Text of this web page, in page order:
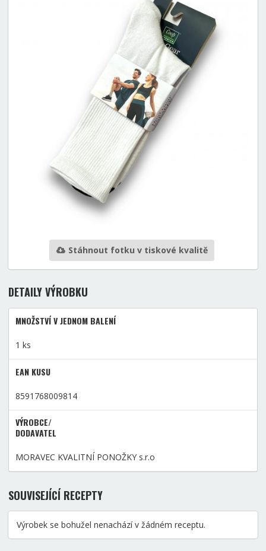
Stáhnout fotku v tiskové kvalitě
DETAILY VÝROBKU
MNOŽSTVÍ V JEDNOM BALENÍ
1 ks
EAN KUSU
8591768009814
VÝROBCE/
DODAVATEL
MORAVEC KVALITNÍ PONOŽKY s.r.o
SOUVISEJÍCÍ RECEPTY
Výrobek se bohužel nenachází v žádném receptu.